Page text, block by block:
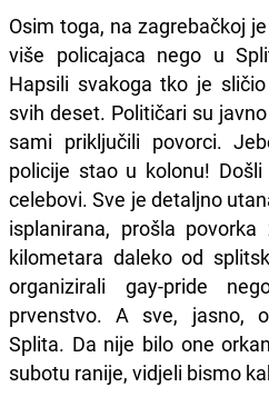
Osim toga, na zagrebačkoj
više policajaca nego u
Hapsili svakoga tko je
svih deset. Političari su
sami priključili povorci.
policije stao u kolonu!
celebovi. Sve je detaljno
isplanirana, prošla
kilometara daleko od
organizirali gay-pride
prvenstvo. A sve, jasno,
Splita. Da nije bilo one
subotu ranije, vidjeli bismo